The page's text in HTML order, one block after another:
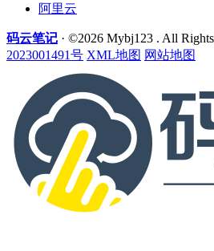
阿里云
码云笔记 · ©2026 Mybj123 . All Rights
2023001491号 XML地图 网站地图